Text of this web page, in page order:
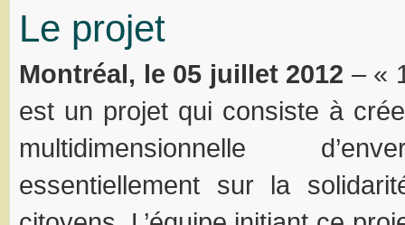
Le projet
Montréal, le 05 juillet 2012 – «
est un projet qui consiste à
multidimensionnelle
essentiellement sur la